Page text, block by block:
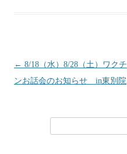
投
稿
← 8/18（水）8/28（土）ワクチ
ンお話会のお知らせ in東別院